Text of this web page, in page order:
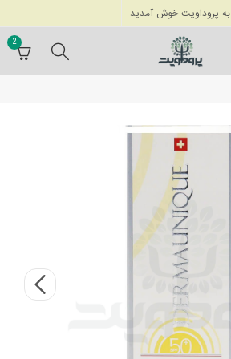
به پروداویت خوش آمدید
2